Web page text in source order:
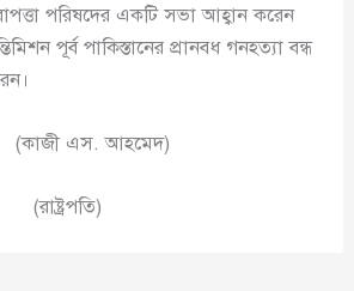
পরিষদের একটি সভা আহ্বান করেন
পূর্ব পাকিস্তানের প্রানবধ গনহত্যা বন্ধ
আহমেদ)